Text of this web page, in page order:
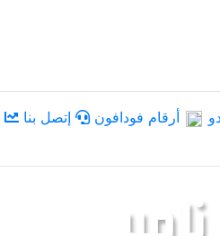
أرقام فودافون إتصل بنا